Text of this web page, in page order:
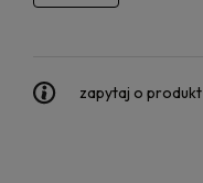
zapytaj o produkt